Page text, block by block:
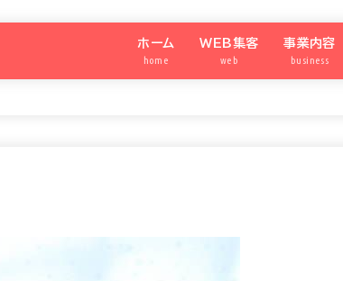
ホーム
home
WEB集客
web
事業内容
business